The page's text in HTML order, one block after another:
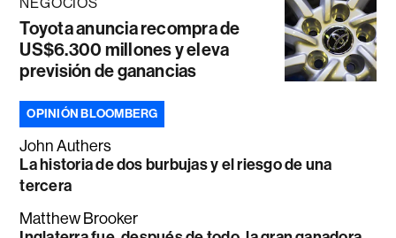
Toyota anuncia recompra de
US$6.300 millones y eleva
previsión de ganancias
OPINIÓN BLOOMBERG
John Authers
La historia de dos burbujas y el riesgo de una
tercera
Matthew Brooker